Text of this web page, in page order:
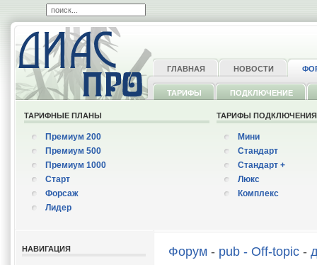
ГЛАВНАЯ НОВОСТИ
ТАРИФЫ ПОДКЛЮЧЕНИЕ
ТАРИФНЫЕ ПЛАНЫ
Премиум 200
Премиум 500
Премиум 1000
Старт
Форсаж
Лидер
ТАРИФЫ ПОДКЛЮЧЕНИЯ
Мини
Стандарт
Стандарт +
Люкс
Комплекс
НАВИГАЦИЯ Форум - pub - Off-topic -